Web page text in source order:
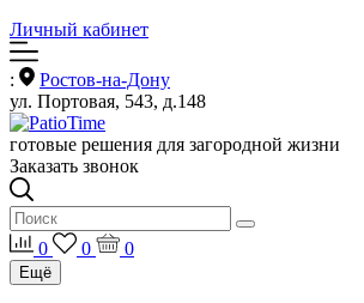
Личный кабинет
:
Ростов-на-Дону
ул. Портовая, 543, д.148
готовые решения для загородной жизни
Заказать звонок
0 0 0
Ещё